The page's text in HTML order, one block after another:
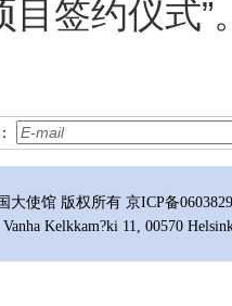
目签约仪式”
使馆 版权所有 京ICP备
Vanha Kelkkam?ki 11, 00570